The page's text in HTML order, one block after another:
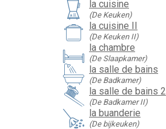
la cuisine
(De Keuken)
la cuisine II
(De Keuken II)
la chambre
(De Slaapkamer)
la salle de bains
(De Badkamer)
la salle de bains 2
(De Badkamer II)
la buanderie
(De bijkeuken)